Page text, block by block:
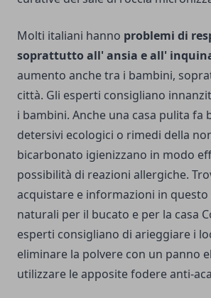
Molti italiani hanno problemi di
soprattutto all' ansia e all'
aumento anche tra i bambini,
città. Gli esperti consigliano
i bambini. Anche una casa pulita fa
detersivi ecologici o rimedi della
bicarbonato igienizzano in modo
possibilità di reazioni allergiche.
acquistare e informazioni in
naturali per il bucato e per la casa
esperti consigliano di arieggiare i
eliminare la polvere con un panno
utilizzare le apposite fodere anti-